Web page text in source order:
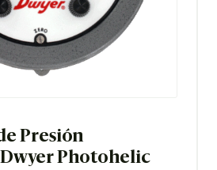
Presión
Photohelic